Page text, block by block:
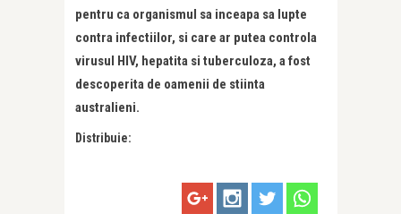
pentru ca organismul sa inceapa sa lupte
contra infectiilor, si care ar putea controla
virusul HIV, hepatita si tuberculoza, a fost
descoperita de oamenii de stiinta
australieni.
Distribuie: